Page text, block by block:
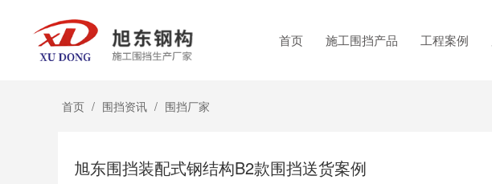
首页 施工围挡产品 工程案例
首页 / 围挡资讯 / 围挡厂家
旭东围挡装配式钢结构B2款围挡送货案例